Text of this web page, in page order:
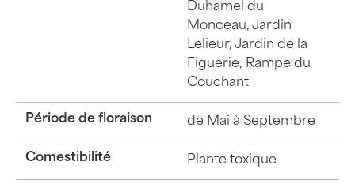
Duhamel du
Monceau, Jardin
Lelieur, Jardin de la
Figuerie, Rampe du
Couchant
Période de floraison de Mai à Septembre
Comestibilité Plante toxique